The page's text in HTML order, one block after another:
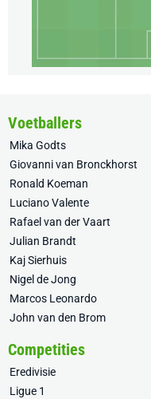
Voetballers
Mika Godts
Giovanni van Bronckhorst
Ronald Koeman
Luciano Valente
Rafael van der Vaart
Julian Brandt
Kaj Sierhuis
Nigel de Jong
Marcos Leonardo
John van den Brom
Competities
Eredivisie
Ligue 1